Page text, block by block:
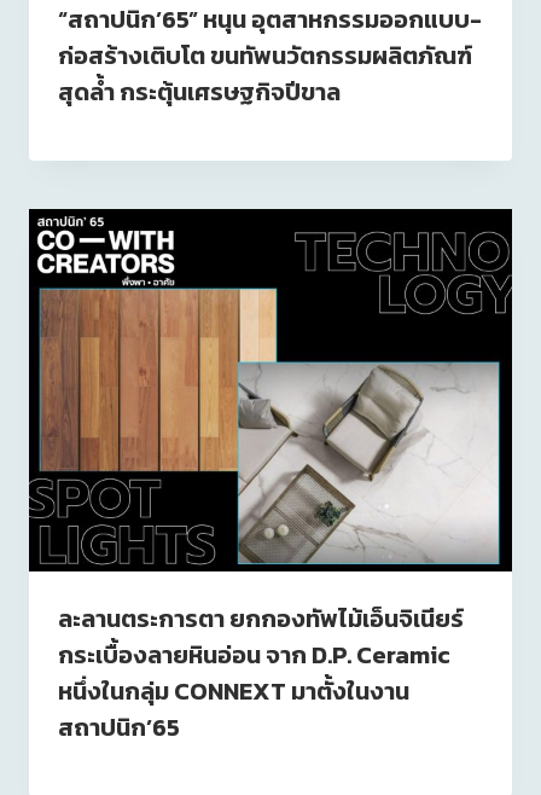
“สถาปนิก’65” หนุน อุตสาหกรรมออกแบบ-
ก่อสร้างเติบโต ขนทัพนวัตกรรมผลิตภัณฑ์
สุดล้ำ กระตุ้นเศรษฐกิจปีขาล
ละลานตระการตา ยกกองทัพไม้เอ็นจิเนียร์
กระเบื้องลายหินอ่อน จาก D.P. Ceramic
หนึ่งในกลุ่ม CONNEXT มาตั้งในงาน
สถาปนิก’65